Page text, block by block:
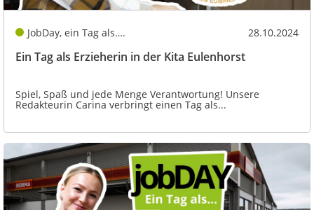
JobDay, ein Tag als…. 28.10.2024
Ein Tag als Erzieherin in der Kita Eulenhorst
Spiel, Spaß und jede Menge Verantwortung! Unsere
Redakteurin Carina verbringt einen Tag als...